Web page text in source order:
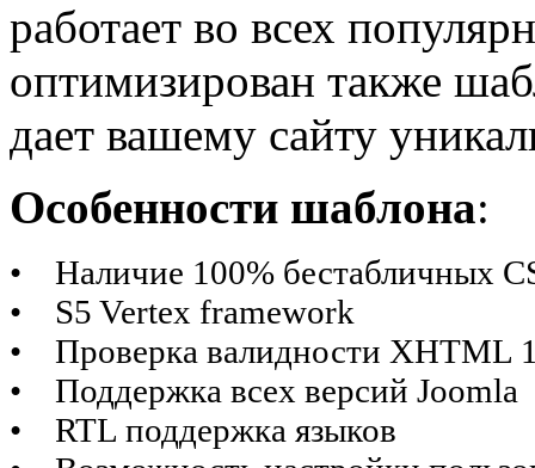
работает во всех
оптимизирован также
дает вашему сайту
Особенности шаблона:
• Наличие 100% бестабличных
• S5 Vertex framework
• Проверка валидности XHTML
• Поддержка всех версий Joomla
• RTL поддержка языков